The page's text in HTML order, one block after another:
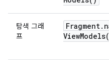
탐색 그래
프
Fragment.
ViewModels(